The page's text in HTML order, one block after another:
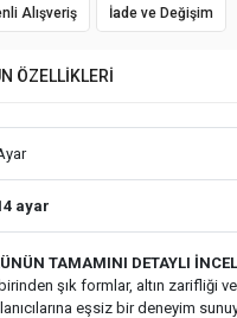
Alışveriş İade ve Değişim
ÖZELLİKLERİ
ayar
TAMAMINI DETAYLI
şık formlar, altın zarifliği
eşsiz bir deneyim